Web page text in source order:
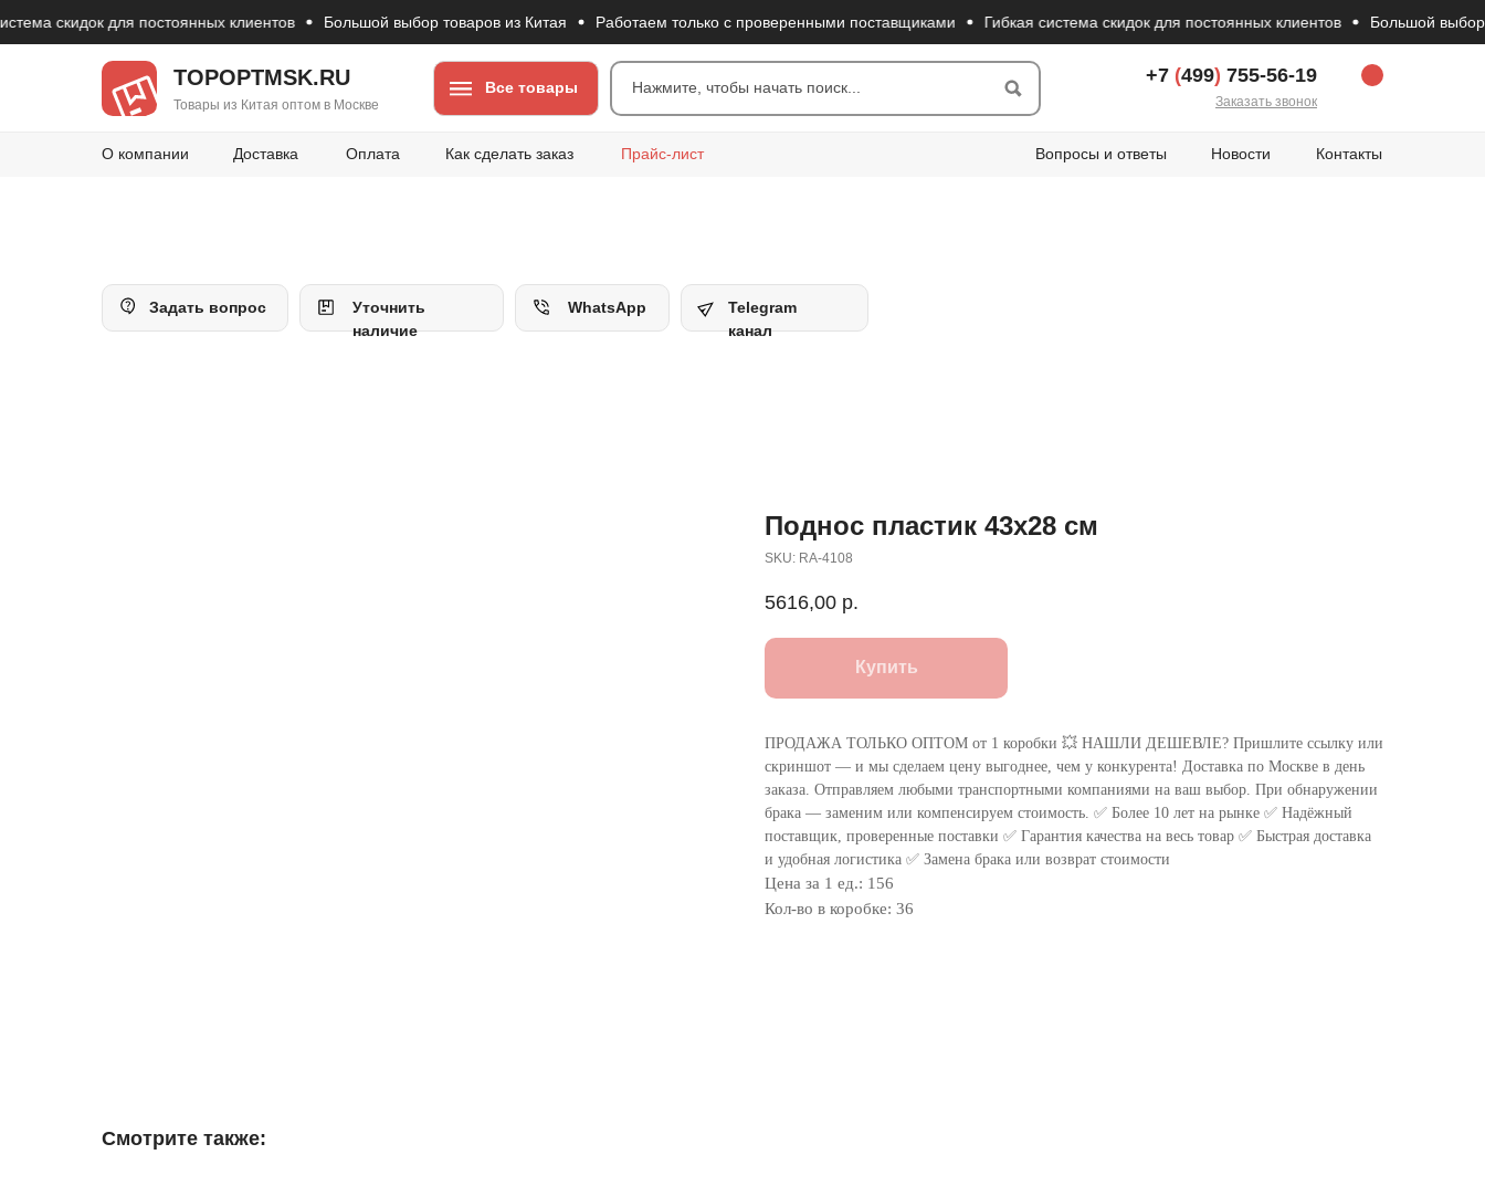
скидок для постоянных клиентов Большой выбор товаров из Китая Работаем только с проверенными поставщиками Гибкая система скидок для постоянных клиентов Большой выбор
TOPOPTMSK.RU
Товары из Китая оптом в Москве
Нажмите, чтобы начать поиск...
Все товары
+7 (499) 755-56-19
Заказать звонок
О компании Доставка Оплата Как сделать заказ Вопросы и ответы Новости Контакты
Прайс-лист
Уточнить
наличие
Задать вопрос WhatsApp
Telegram
канал
Поднос пластик 43х28 см
SKU: RA-4108
5616,00 р.
Купить
ПРОДАЖА ТОЛЬКО ОПТОМ от 1 коробки 💥 НАШЛИ ДЕШЕВЛЕ? Пришлите ссылку или
скриншот — и мы сделаем цену выгоднее, чем у конкурента! Доставка по Москве в день
заказа. Отправляем любыми транспортными компаниями на ваш выбор. При обнаружении
брака — заменим или компенсируем стоимость. ✅ Более 10 лет на рынке ✅ Надёжный
поставщик, проверенные поставки ✅ Гарантия качества на весь товар ✅ Быстрая доставка
и удобная логистика ✅ Замена брака или возврат стоимости
Цена за 1 ед.: 156
Кол-во в коробке: 36
Смотрите также: